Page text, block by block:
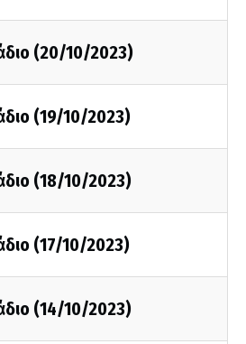
(20/10/2023)
(19/10/2023)
(18/10/2023)
(17/10/2023)
(14/10/2023)